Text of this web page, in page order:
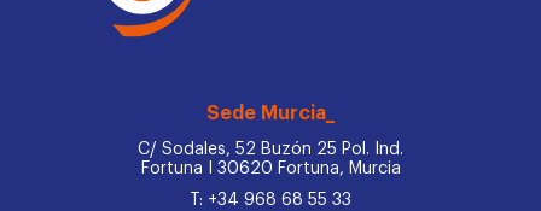
Sede Murcia_
C/ Sodales, 52 Buzón 25 Pol. Ind.
Fortuna I 30620 Fortuna, Murcia
T: +34 968 68 55 33